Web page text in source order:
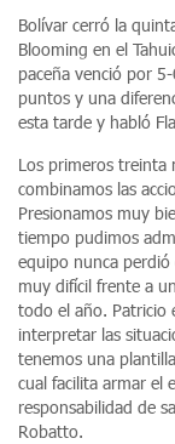
Bolívar cerró la
Blooming en el
paceña venció por
puntos y una
esta tarde y habló
Los primeros
combinamos las
Presionamos muy
tiempo pudimos
equipo nunca
muy difícil frente a
todo el año. Patricio
interpretar las
tenemos una
cual facilita armar el
responsabilidad de
Robatto.